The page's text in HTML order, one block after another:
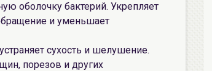
оболочку бактерий. Укрепляет
и уменьшает
сухость и шелушение.
порезов и других